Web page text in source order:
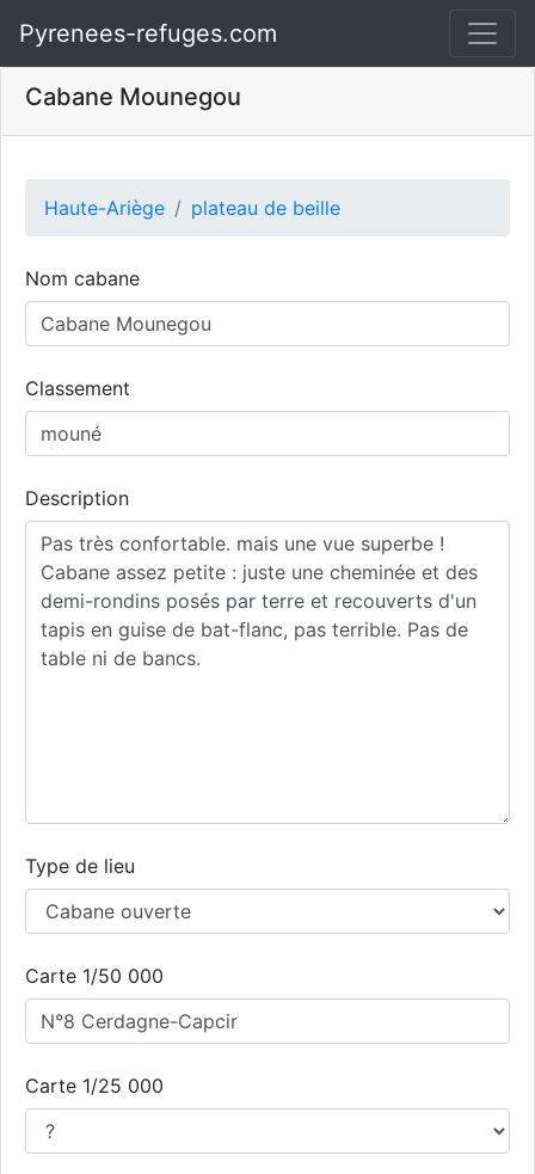
Pyrenees-refuges.com
Cabane Mounegou
Haute-Ariège plateau de beille
Nom cabane
Classement
Description
Type de lieu
Carte 1/50 000
Carte 1/25 000